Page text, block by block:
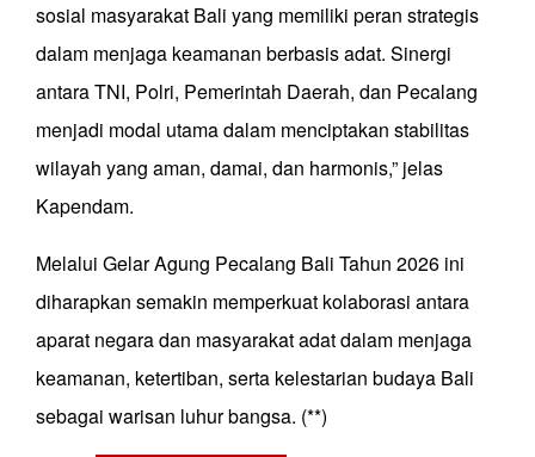
sosial masyarakat Bali yang memiliki peran strategis
dalam menjaga keamanan berbasis adat. Sinergi
antara TNI, Polri, Pemerintah Daerah, dan Pecalang
menjadi modal utama dalam menciptakan stabilitas
wilayah yang aman, damai, dan harmonis,” jelas
Kapendam.
Melalui Gelar Agung Pecalang Bali Tahun 2026 ini
diharapkan semakin memperkuat kolaborasi antara
aparat negara dan masyarakat adat dalam menjaga
keamanan, ketertiban, serta kelestarian budaya Bali
sebagai warisan luhur bangsa. (**)